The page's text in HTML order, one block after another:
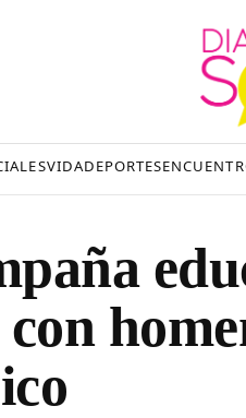
VIDADEPORTES